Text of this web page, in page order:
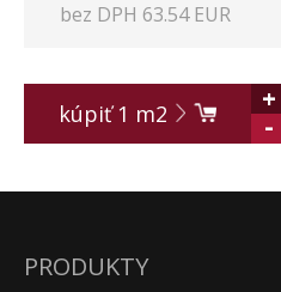
bez DPH 63.54 EUR
kúpiť1 m2
+
-
PRODUKTY